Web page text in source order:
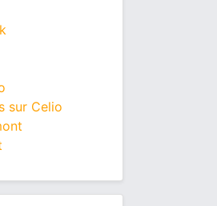
sur Celio